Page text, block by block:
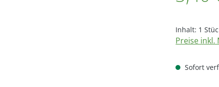
Inhalt: 1
Preise inkl.
Sofort